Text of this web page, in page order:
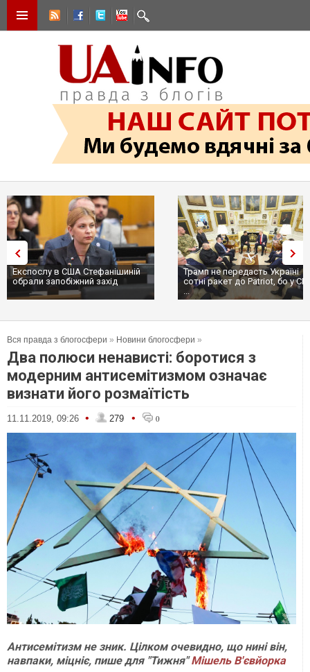
Експослу в США Стефанішиній
обрали запобіжний захід
Трамп не передасть Україні
сотні ракет до Patriot, бо у США
Вся правда з блогосфери » Новини блогосфери »
Два полюси ненависті: боротися з
модерним антисемітизмом означає
визнати його розмаїтість
11.11.2019, 09:26 • 279 • 0
Антисемітизм не зник. Цілком очевидно, що нині він,
навпаки, міцніє, пише для "Тижня"Мішель В'євйорка